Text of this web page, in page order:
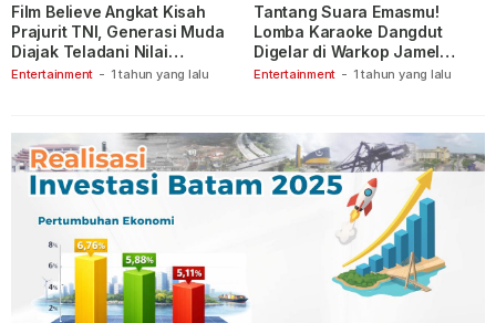
Entertainment - 1 tahun yang lalu
Film Believe Angkat Kisah
Prajurit TNI, Generasi Muda
Diajak Teladani Nilai
Keberanian
Entertainment - 1 tahun yang lalu
Tantang Suara Emasmu!
Lomba Karaoke Dangdut
Digelar di Warkop Jamel
Ganet